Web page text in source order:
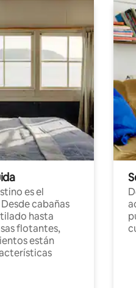
es el
cabañas
hasta
flotantes,
están